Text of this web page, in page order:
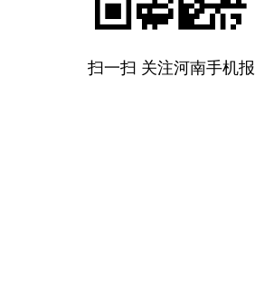
扫一扫 关注河南手机报